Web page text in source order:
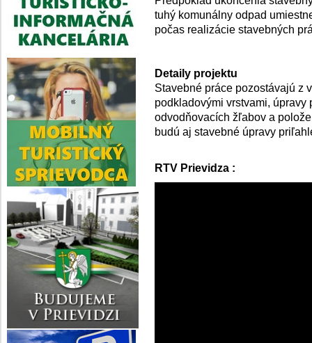
tuhý komunálny odpad
počas realizácie stavebných
Detaily projektu
Stavebné práce pozostávajú z
podkladovými vrstvami,
odvodňovacích žľabov a
budú aj stavebné úpravy
RTV Prievidza :